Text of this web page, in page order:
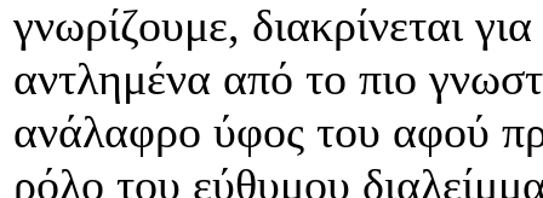
γνωρίζουμε, διακρίνεται
αντλημένα από το πιο
ανάλαφρο ύφος του αφού
ρόλο του εύθυμου